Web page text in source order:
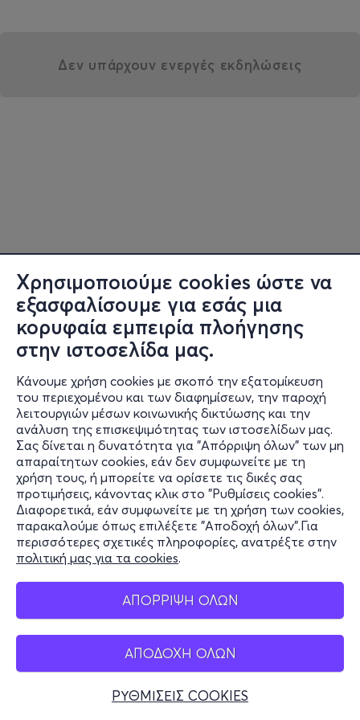
Χρησιμοποιούμε cookies ώστε να
εξασφαλίσουμε για εσάς μια
κορυφαία εμπειρία πλοήγησης
στην ιστοσελίδα μας.
Κάνουμε χρήση cookies με σκοπό την εξατομίκευση
του περιεχομένου και των διαφημίσεων, την παροχή
λειτουργιών μέσων κοινωνικής δικτύωσης και την
ανάλυση της επισκεψιμότητας των ιστοσελίδων μας.
Σας δίνεται η δυνατότητα για "Απόρριψη όλων" των μη
απαραίτητων cookies, εάν δεν συμφωνείτε με τη
χρήση τους, ή μπορείτε να ορίσετε τις δικές σας
προτιμήσεις, κάνοντας κλικ στο "Ρυθμίσεις cookies".
Διαφορετικά, εάν συμφωνείτε με τη χρήση των cookies,
παρακαλούμε όπως επιλέξετε "Αποδοχή όλων".Για
περισσότερες σχετικές πληροφορίες, ανατρέξτε στην
πολιτική μας για τα cookies.
ΑΠΟΡΡΙΨΗ ΟΛΩΝ
ΑΠΟΔΟΧΗ ΟΛΩΝ
ΡΥΘΜΙΣΕΙΣ COOKIES
Δεν υπάρχουν ενεργές εκδηλώσεις